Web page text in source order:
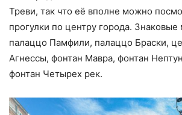
Треви, так что её вполне можно
прогулки по центру города.
палаццо Памфили, палаццо Браски,
Агнессы, фонтан Мавра, фонтан
фонтан Четырех рек.